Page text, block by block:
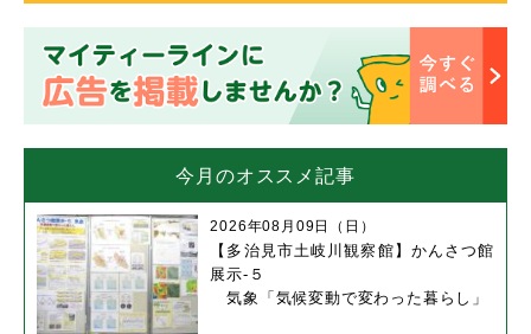
今月のオススメ記事
【多治見市土岐川観察館】かんさつ館
展示-５
気象「気候変動で変わった暮らし」
2026年08月09日（日）